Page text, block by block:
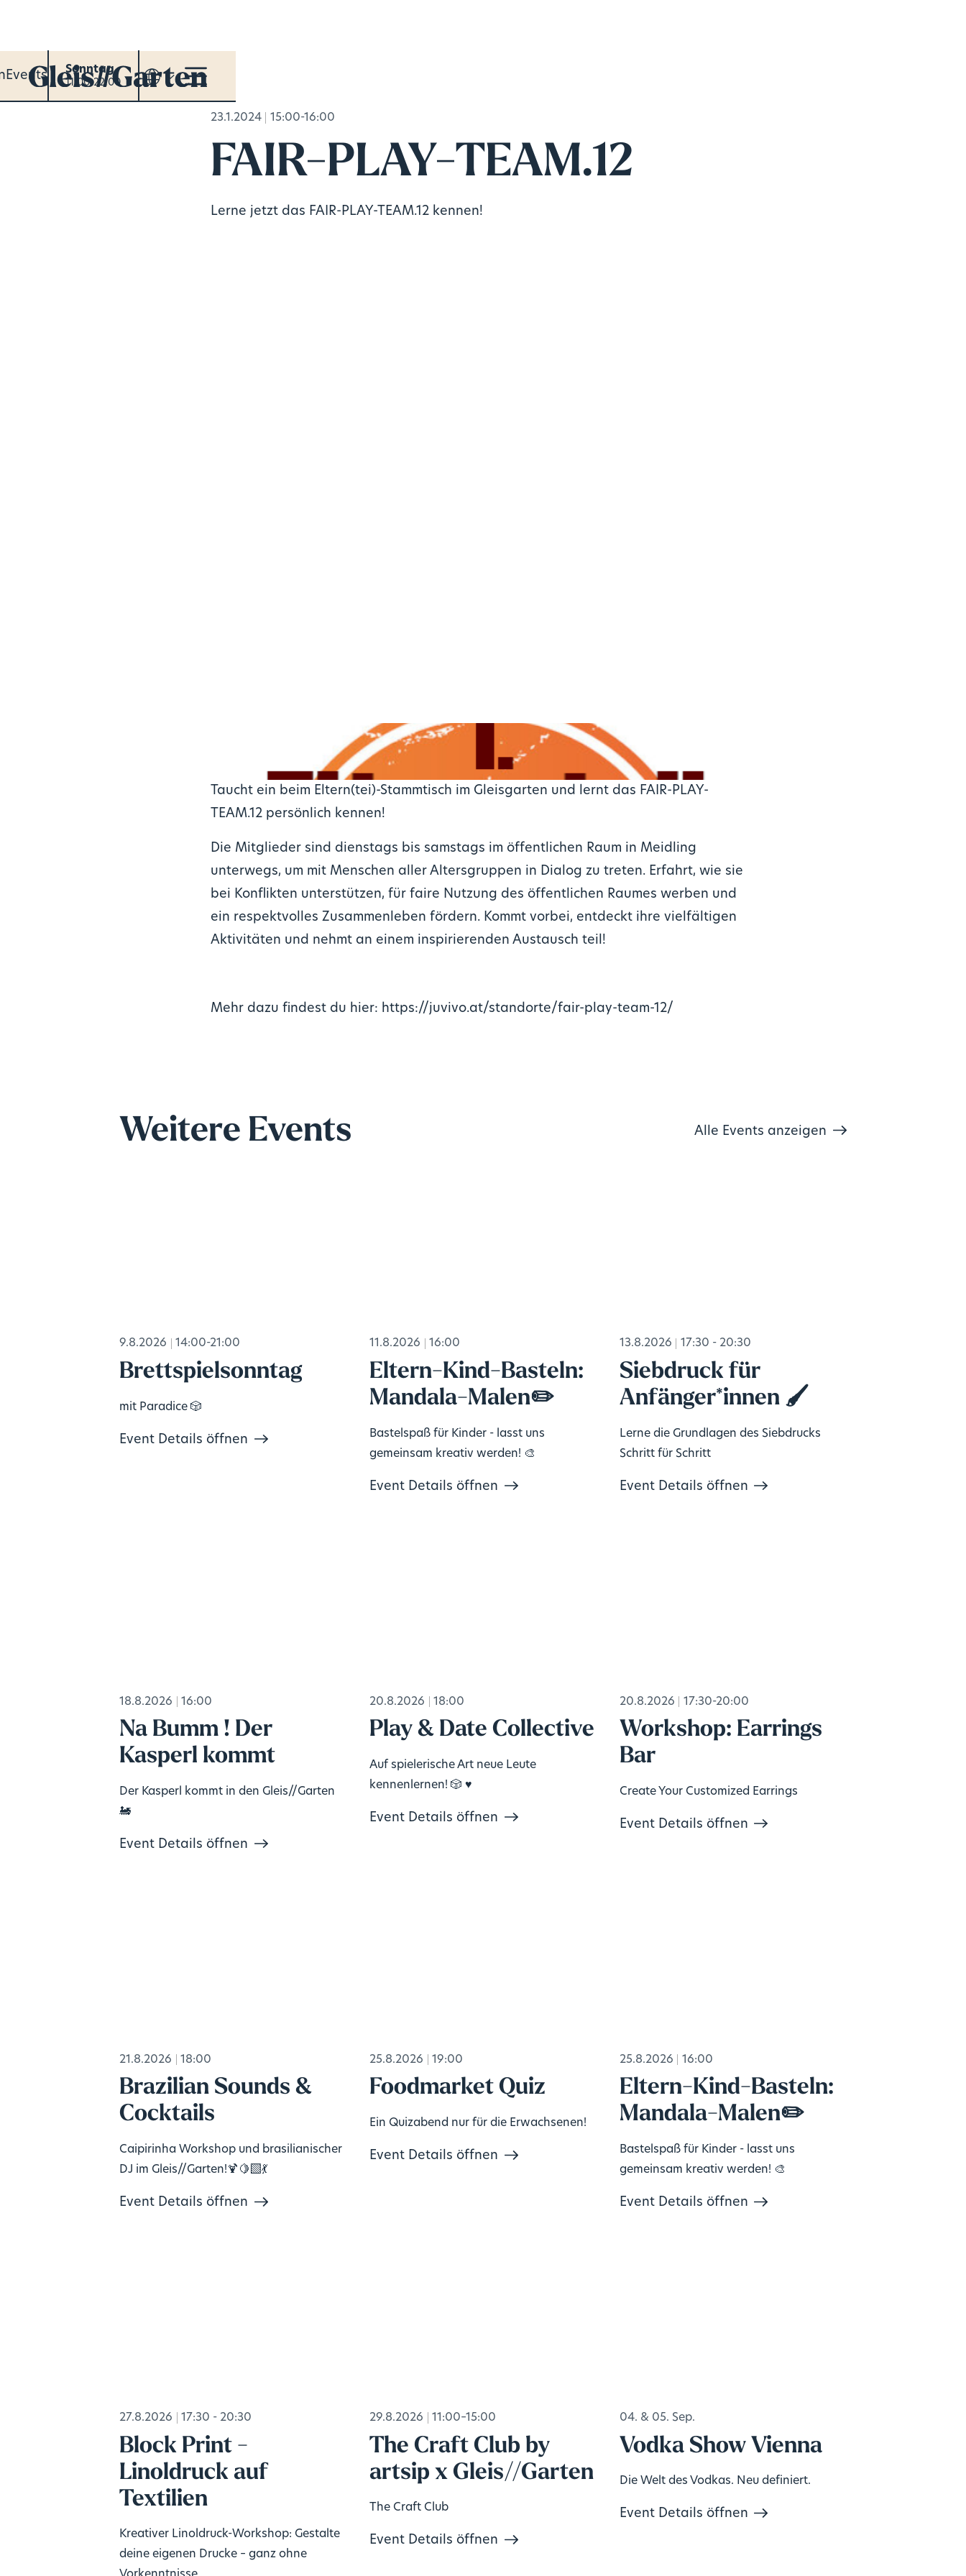
Events Sonntag
11:00-22:00
23.1.2024 15:00-16:00
FAIR-PLAY-TEAM.12
Lerne jetzt das FAIR-PLAY-TEAM.12 kennen!
Taucht ein beim Eltern(tei)-Stammtisch im Gleisgarten und lernt das FAIR-PLAY-
TEAM.12 persönlich kennen!
Die Mitglieder sind dienstags bis samstags im öffentlichen Raum in Meidling
unterwegs, um mit Menschen aller Altersgruppen in Dialog zu treten. Erfahrt, wie sie
bei Konflikten unterstützen, für faire Nutzung des öffentlichen Raumes werben und
ein respektvolles Zusammenleben fördern. Kommt vorbei, entdeckt ihre vielfältigen
Aktivitäten und nehmt an einem inspirierenden Austausch teil!
Mehr dazu findest du hier: https://juvivo.at/standorte/fair-play-team-12/
Weitere Events Alle Events anzeigen
9.8.2026 14:00-21:00
Brettspielsonntag
mit Paradice 🎲
Event Details öffnen
11.8.2026 16:00
Eltern-Kind-Basteln:
Mandala-Malen✏️
Bastelspaß für Kinder - lasst uns
gemeinsam kreativ werden! 🎨
Event Details öffnen
13.8.2026 17:30 - 20:30
Siebdruck für
Anfänger*innen 🖌️
Lerne die Grundlagen des Siebdrucks
Schritt für Schritt
Event Details öffnen
18.8.2026 16:00
Na Bumm ! Der
Kasperl kommt
Der Kasperl kommt in den Gleis//Garten
🚂
Event Details öffnen
20.8.2026 18:00
Play & Date Collective
Auf spielerische Art neue Leute
kennenlernen! 🎲 ♥️
Event Details öffnen
20.8.2026 17:30-20:00
Workshop: Earrings
Bar
Create Your Customized Earrings
Event Details öffnen
21.8.2026 18:00
Brazilian Sounds &
Cocktails
Caipirinha Workshop und brasilianischer
DJ im Gleis//Garten!🍹🍋‍🟩💃
Event Details öffnen
25.8.2026 19:00
Foodmarket Quiz
Ein Quizabend nur für die Erwachsenen!
Event Details öffnen
25.8.2026 16:00
Eltern-Kind-Basteln:
Mandala-Malen✏️
Bastelspaß für Kinder - lasst uns
gemeinsam kreativ werden! 🎨
Event Details öffnen
27.8.2026 17:30 - 20:30
Block Print -
Linoldruck auf
Textilien
Kreativer Linoldruck-Workshop: Gestalte
deine eigenen Drucke – ganz ohne
29.8.2026 11:00–15:00
The Craft Club by
artsip x Gleis//Garten
The Craft Club
Event Details öffnen
04. & 05. Sep.
Vodka Show Vienna
Die Welt des Vodkas. Neu definiert.
Event Details öffnen